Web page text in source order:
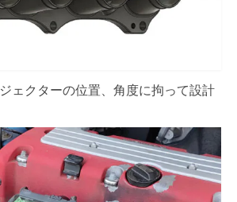
ェクターの位置、角度に拘って設計